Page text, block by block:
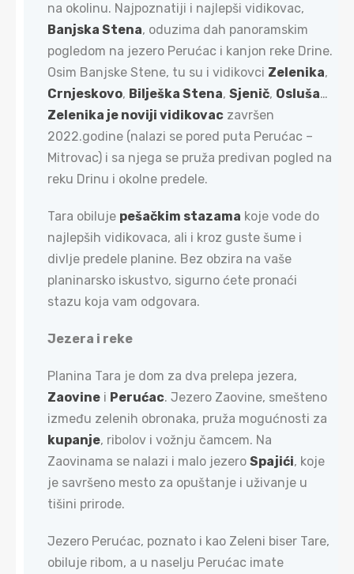
na okolinu. Najpoznatiji i najlepši vidikovac,
Banjska Stena, oduzima dah panoramskim
pogledom na jezero Perućac i kanjon reke Drine.
Osim Banjske Stene, tu su i vidikovci Zelenika,
Crnjeskovo, Bilješka Stena, Sjenič, Osluša…
Zelenika je noviji vidikovac završen
2022.godine (nalazi se pored puta Perućac –
Mitrovac) i sa njega se pruža predivan pogled na
reku Drinu i okolne predele.
Tara obiluje pešačkim stazama koje vode do
najlepših vidikovaca, ali i kroz guste šume i
divlje predele planine. Bez obzira na vaše
planinarsko iskustvo, sigurno ćete pronaći
stazu koja vam odgovara.
Jezera i reke​
Planina Tara je dom za dva prelepa jezera,
Zaovine i Perućac. Jezero Zaovine, smešteno
između zelenih obronaka, pruža mogućnosti za
kupanje, ribolov i vožnju čamcem. Na
Zaovinama se nalazi i malo jezero Spajići, koje
je savršeno mesto za opuštanje i uživanje u
tišini prirode.
Jezero Perućac, poznato i kao Zeleni biser Tare,
obiluje ribom, a u naselju Perućac imate